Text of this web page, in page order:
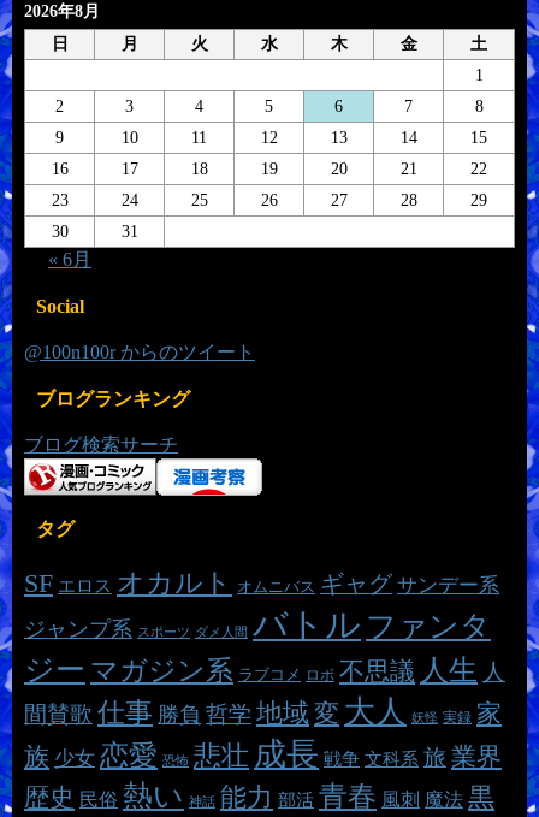
2026年8月
日
月 火 水 木 金
土
1
2
3 4 5 6 7
8
9
10 11 12 13 14
15
16
17 18 19 20 21
22
23
24 25 26 27 28
29
30
31
« 6月
Social
@100n100r からのツイート
ブログランキング
ブログ検索サーチ
タグ
SF エロス オカルト オムニバス ギャグ サンデー系
ジャンプ系 スポーツ ダメ人間 バトル ファンタ
ジー マガジン系 ラブコメ ロボ 不思議 人生 人
間賛歌 仕事 勝負 哲学 地域 変 大人 妖怪 実録 家
族 少女 恋愛 恐怖 悲壮 成長 戦争 文科系 旅 業界
歴史 民俗 熱い 神話 能力 部活 青春 風刺 魔法 黒